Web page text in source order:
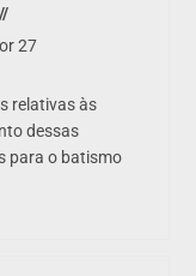
27
relativas às
dessas
para o batismo